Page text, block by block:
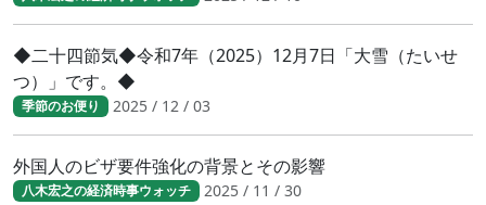
◆二十四節気◆令和7年（2025）12月7日「大雪（たいせ
つ）」です。◆
季節のお便り 2025 / 12 / 03
外国人のビザ要件強化の背景とその影響
八木宏之の経済時事ウォッチ 2025 / 11 / 30